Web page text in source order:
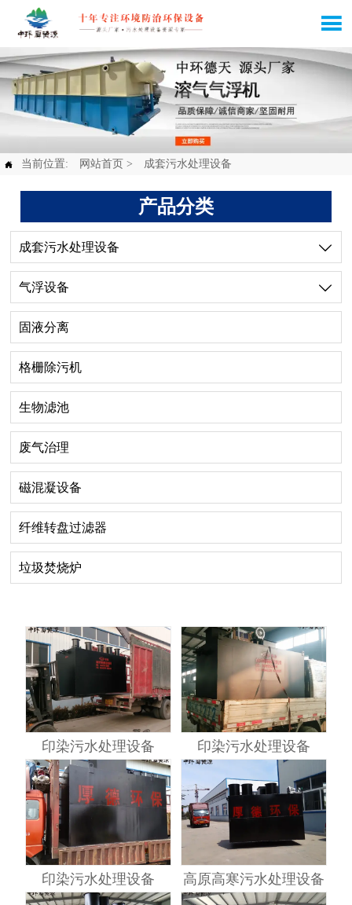

 当前位置: 网站首页 > 成套污水处理设备
产品分类
成套污水处理设备 
气浮设备 
固液分离
格栅除污机
生物滤池
废气治理
磁混凝设备
纤维转盘过滤器
垃圾焚烧炉
印染污水处理设备 印染污水处理设备
印染污水处理设备 高原高寒污水处理设备